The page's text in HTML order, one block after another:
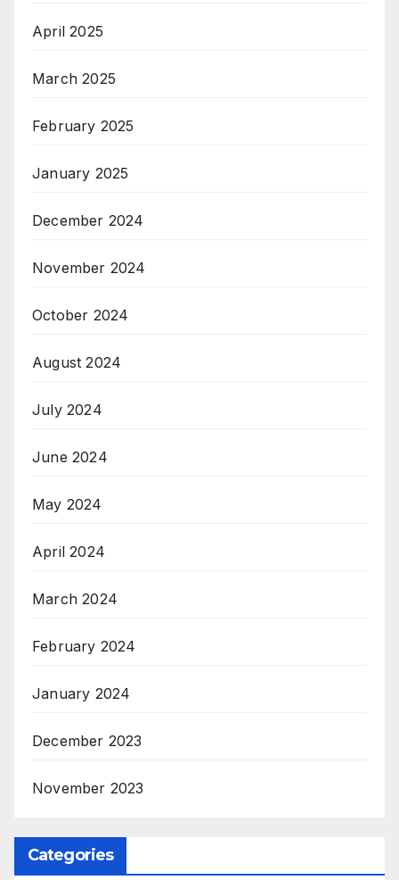
April 2025
March 2025
February 2025
January 2025
December 2024
November 2024
October 2024
August 2024
July 2024
June 2024
May 2024
April 2024
March 2024
February 2024
January 2024
December 2023
November 2023
Categories